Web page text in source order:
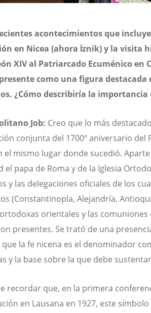
acontecimientos que
en Nicea (ahora İznik) y la visita
XIV al Patriarcado Ecuménico
como una figura
¿Cómo describiría la importancia
Job: Creo que lo más
conjunta del 1700º aniversario del
el mismo lugar donde sucedió.
el papa de Roma y de la Iglesia
y las delegaciones oficiales de los
(Constantinopla, Alejandría,
orientales y las
presentes. Se trató de una
que la fe nicena es el denominador
y la base sobre la que debe
recordar que, en la primera
en Lausana en 1927, este